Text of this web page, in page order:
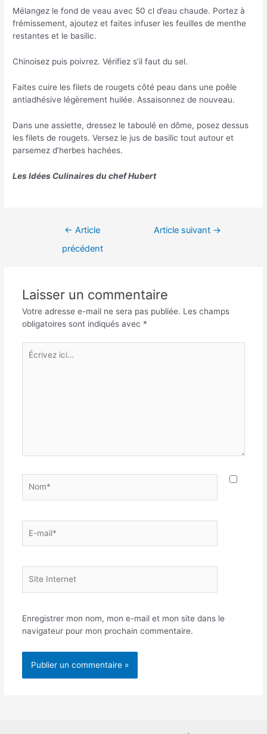
Mélangez le fond de veau avec 50 cl d’eau chaude. Portez à
frémissement, ajoutez et faites infuser les feuilles de menthe
restantes et le basilic.
Chinoisez puis poivrez. Vérifiez s’il faut du sel.
Faites cuire les filets de rougets côté peau dans une poêle
antiadhésive légèrement huilée. Assaisonnez de nouveau.
Dans une assiette, dressez le taboulé en dôme, posez dessus
les filets de rougets. Versez le jus de basilic tout autour et
parsemez d’herbes hachées.
Les Idées Culinaires du chef Hubert
Navigation← Article
précédent
Article suivant →
Laisser un commentaire
Votre adresse e-mail ne sera pas publiée. Les champs
obligatoires sont indiqués avec *
Écrivez
ici…
mail*
Internet
Enregistrer mon nom, mon e-mail et mon site dans le
navigateur pour mon prochain commentaire.